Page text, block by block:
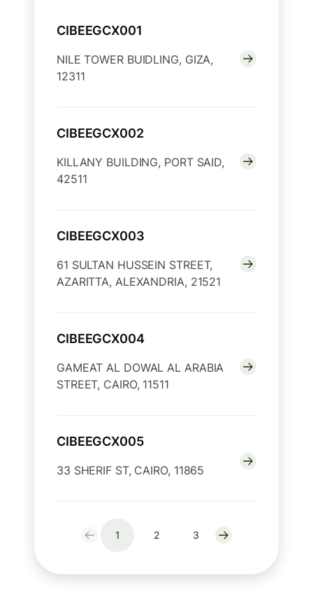
CIBEEGCX001
NILE TOWER BUIDLING, GIZA,
12311
CIBEEGCX002
KILLANY BUILDING, PORT SAID,
42511
CIBEEGCX003
61 SULTAN HUSSEIN STREET,
AZARITTA, ALEXANDRIA, 21521
CIBEEGCX004
GAMEAT AL DOWAL AL ARABIA
STREET, CAIRO, 11511
CIBEEGCX005
33 SHERIF ST, CAIRO, 11865
1 2 3